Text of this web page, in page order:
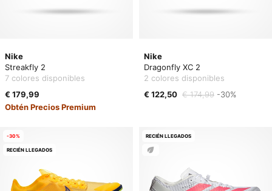
Nike
Streakfly 2
7 colores disponibles
€ 179,99
Obtén Precios Premium
Nike
Dragonfly XC 2
2 colores disponibles
€ 122,50 € 174,99 -30%
-30%
RECIÉN LLEGADOS
RECIÉN LLEGADOS